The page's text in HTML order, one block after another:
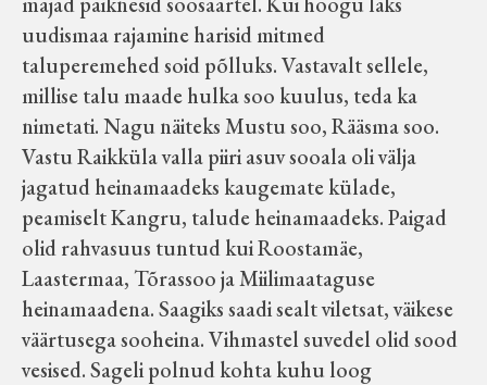
uudismaa rajamine harisid mitmed
taluperemehed soid põlluks. Vastavalt sellele,
millise talu maade hulka soo kuulus, teda ka
nimetati. Nagu näiteks Mustu soo, Rääsma soo.
Vastu Raikküla valla piiri asuv sooala oli välja
jagatud heinamaadeks kaugemate külade,
peamiselt Kangru, talude heinamaadeks. Paigad
olid rahvasuus tuntud kui Roostamäe,
Laastermaa, Tõrassoo ja Miilimaataguse
heinamaadena. Saagiks saadi sealt viletsat, väikese
väärtusega sooheina. Vihmastel suvedel olid sood
vesised. Sageli polnud kohta kuhu loog